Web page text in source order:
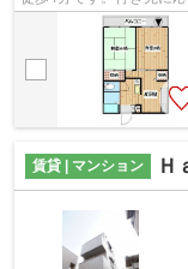
らの物件では初期費用を
賃貸 | マンション Ｈ